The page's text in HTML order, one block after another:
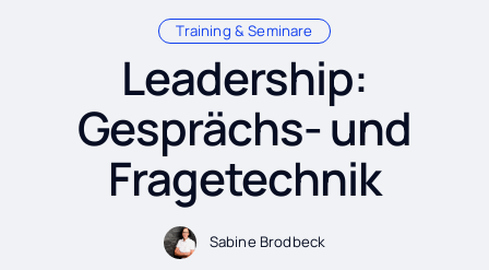
Training & Seminare
Leadership:
Gesprächs- und
Fragetechnik
Sabine Brodbeck